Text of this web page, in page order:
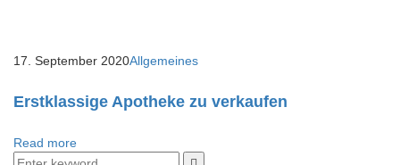
17. September 2020Allgemeines
Erstklassige Apotheke zu verkaufen
Read more